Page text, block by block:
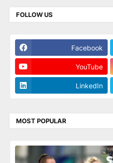
FOLLOW US
Facebook
YouTube
LinkedIn
MOST POPULAR